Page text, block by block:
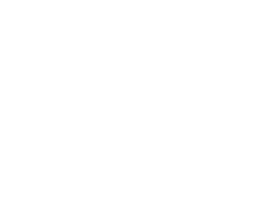
vixente en materia de
de Carácter Persoal, a Real Academia
usuarios que faciliten o seu correo
calquera outra información de carácter
serán obxecto de tratamento
confidencial e incorporados aos seus
Así mesmo, os usuarios poderán exercer o
rectificación, oposición e cancelación dos
en contacto connosco.
condicións da política de